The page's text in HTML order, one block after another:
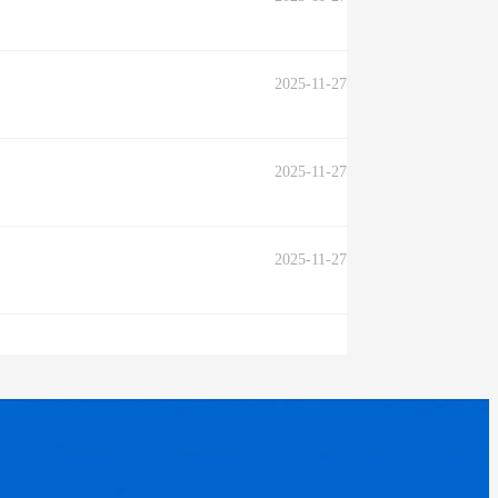
2025-11-27
2025-11-27
2025-11-27